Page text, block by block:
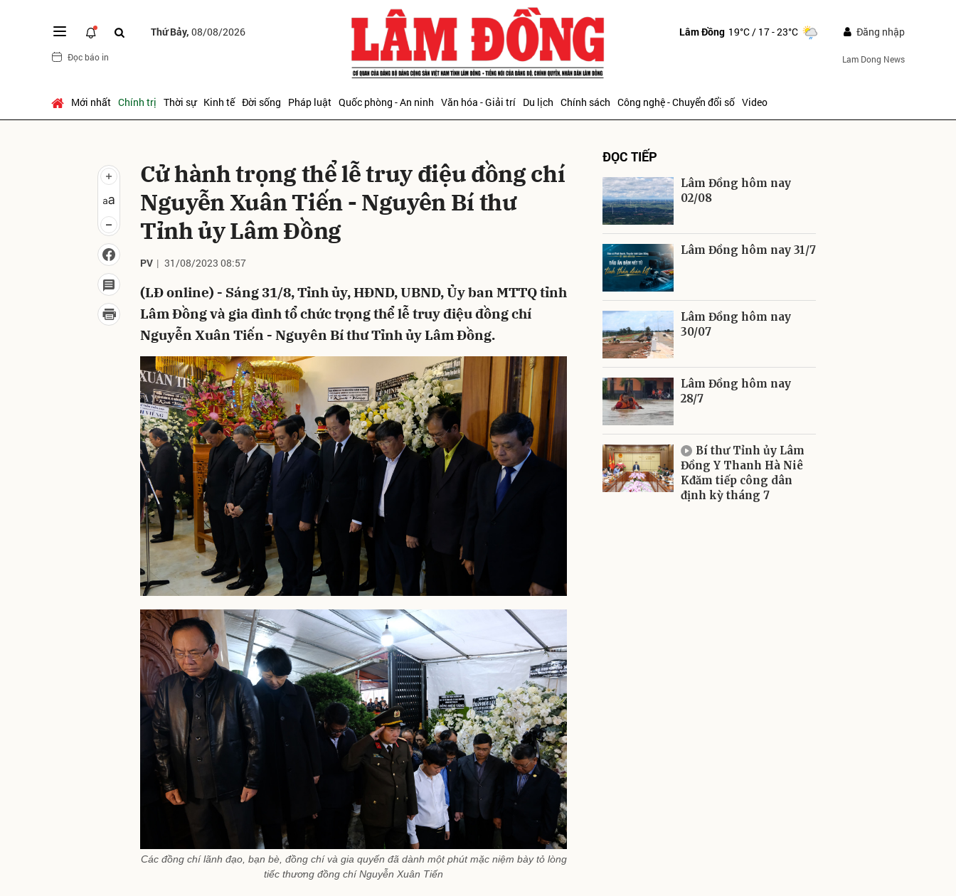
Thứ Bảy, 08/08/2026
Đọc báo in
Lâm Đồng 19°C/ 17 - 23°C Đăng nhập
Lam Dong News
Mới nhất Chính trị Thời sự Kinh tế Đời sống Pháp luật Quốc phòng - An ninh Văn hóa - Giải trí Du lịch Chính sách Công nghệ - Chuyển đổi số Video
Cử hành trọng thể lễ truy điệu đồng chí
Nguyễn Xuân Tiến - Nguyên Bí thư
Tỉnh ủy Lâm Đồng
PV 31/08/2023 08:57
(LĐ online) - Sáng 31/8, Tỉnh ủy, HĐND, UBND, Ủy ban MTTQ tỉnh
Lâm Đồng và gia đình tổ chức trọng thể lễ truy điệu đồng chí
Nguyễn Xuân Tiến - Nguyên Bí thư Tỉnh ủy Lâm Đồng.
Các đồng chí lãnh đạo, bạn bè, đồng chí và gia quyến đã dành một phút mặc niệm bày tỏ lòng
tiếc thương đồng chí Nguyễn Xuân Tiến
ĐỌC TIẾP
Lâm Đồng hôm nay
02/08
Lâm Đồng hôm nay 31/7
Lâm Đồng hôm nay
30/07
Lâm Đồng hôm nay
28/7
Bí thư Tỉnh ủy Lâm
Đồng Y Thanh Hà Niê
Kđăm tiếp công dân
định kỳ tháng 7
Gửi bình luận
Gửi